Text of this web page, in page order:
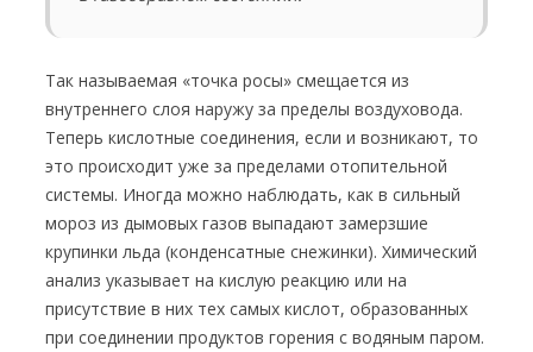
Так называемая «точка росы» смещается из
внутреннего слоя наружу за пределы воздуховода.
Теперь кислотные соединения, если и возникают, то
это происходит уже за пределами отопительной
системы. Иногда можно наблюдать, как в сильный
мороз из дымовых газов выпадают замерзшие
крупинки льда (конденсатные снежинки). Химический
анализ указывает на кислую реакцию или на
присутствие в них тех самых кислот, образованных
при соединении продуктов горения с водяным паром.